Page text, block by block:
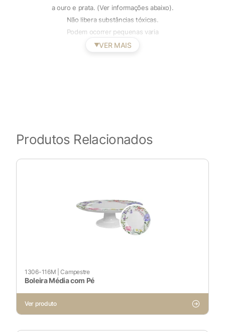
a ouro e prata. (Ver informações abaixo).
Não libera substâncias tóxicas.
Podem ocorrer pequenas varia
▼VER MAIS
Produtos Relacionados
1306-116M |Campestre
Boleira Média com Pé
Ver produto